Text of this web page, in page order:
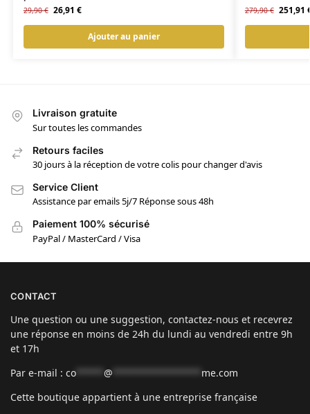
29,90€ 26,91 €
Ajouter au panier
279,90€ 251,91
Livraison gratuite
Sur toutes les commandes
Retours faciles
30 jours à la réception de votre colis pour changer d'avis
Service Client
Assistance par emails 5j/7 Réponse sous 48h
Paiement 100% sécurisé
PayPal / MasterCard / Visa
CONTACT
Une question ou une suggestion, contactez-nous et recevrez
une réponse en moins de 24h du lundi au vendredi entre 9h
et 17h
Par e-mail : co @
me.com
Cette boutique appartient à une entreprise française